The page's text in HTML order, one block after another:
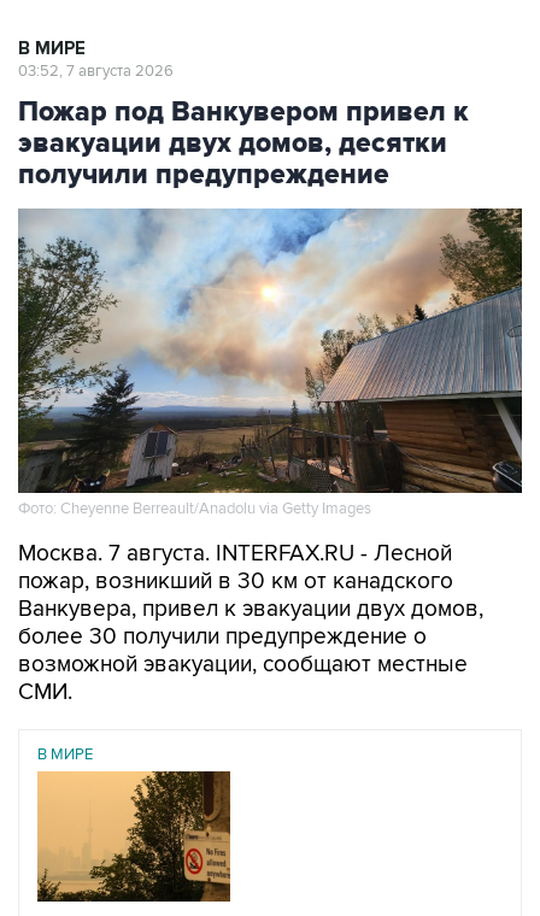
В МИРЕ
03:52, 7 августа 2026
Пожар под Ванкувером привел к
эвакуации двух домов, десятки
получили предупреждение
Фото: Cheyenne Berreault/Anadolu via Getty Images
Москва. 7 августа. INTERFAX.RU - Лесной
пожар, возникший в 30 км от канадского
Ванкувера, привел к эвакуации двух домов,
более 30 получили предупреждение о
возможной эвакуации, сообщают местные
СМИ.
В МИРЕ